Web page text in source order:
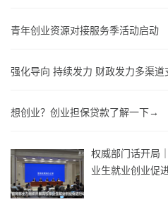
青年创业资源对接服务季活动启动
强化导向 持续发力 财政发力多渠
想创业？创业担保贷款了解一下→
权威部门话开局
业生就业创业促